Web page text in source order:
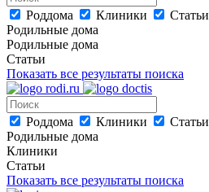
Роддома Клиники
Статьи
Родильные дома
Родильные дома
Статьи
Показать все результаты поиска
Роддома Клиники
Статьи
Родильные дома
Клиники
Статьи
Показать все результаты поиска